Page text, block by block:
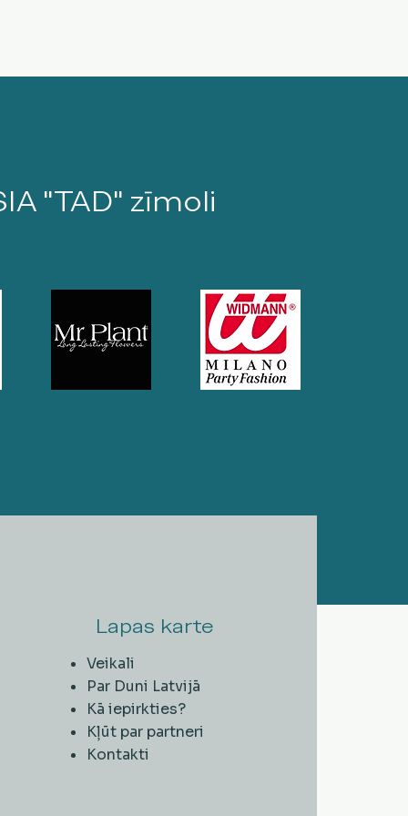
"TAD" zīmoli
Lapas karte
Veikali
Par Duni Latvijā
Kā iepirkties?
Kļūt par partneri
Kontakti